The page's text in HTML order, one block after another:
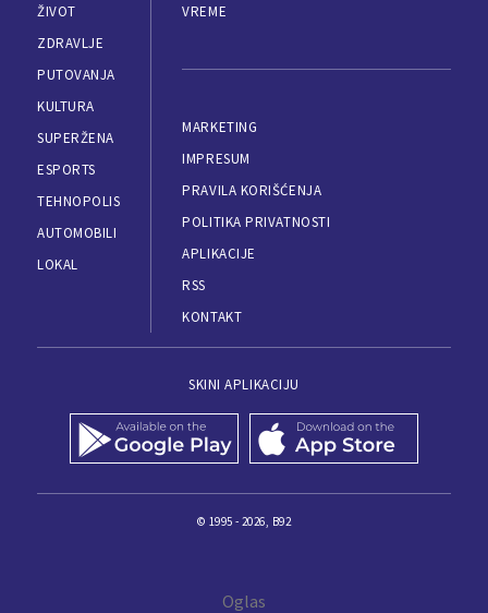
ŽIVOT
ZDRAVLJE
PUTOVANJA
KULTURA
SUPERŽENA
ESPORTS
TEHNOPOLIS
AUTOMOBILI
LOKAL
VREME
MARKETING
IMPRESUM
PRAVILA KORIŠĆENJA
POLITIKA PRIVATNOSTI
APLIKACIJE
RSS
KONTAKT
SKINI APLIKACIJU
© 1995 - 2026, B92